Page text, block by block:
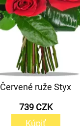
Červené ruže Styx
739 CZK
Kúpiť